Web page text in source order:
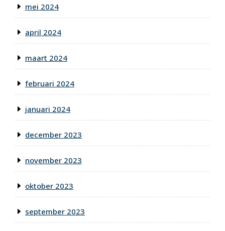
mei 2024
april 2024
maart 2024
februari 2024
januari 2024
december 2023
november 2023
oktober 2023
september 2023